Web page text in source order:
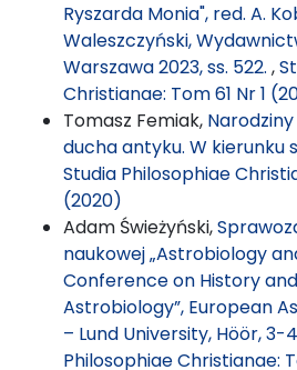
Ryszarda Monia", red. A.
Waleszczyński,
Warszawa 2023, ss. 522. ,
Christianae: Tom 61 Nr 1
Tomasz Femiak,
ducha antyku. W kierunku
Studia Philosophiae
(2020)
Adam Świeżyński,
naukowej „Astrobiology
Conference on History
Astrobiology”, European
– Lund University, Höör, 3-
Philosophiae Christianae: